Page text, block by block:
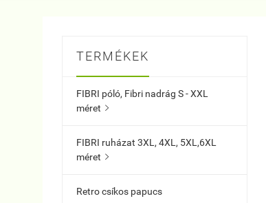
TERMÉKEK
FIBRI póló, Fibri nadrág S - XXL
méret 
FIBRI ruházat 3XL, 4XL, 5XL,6XL
méret 
Retro csíkos papucs